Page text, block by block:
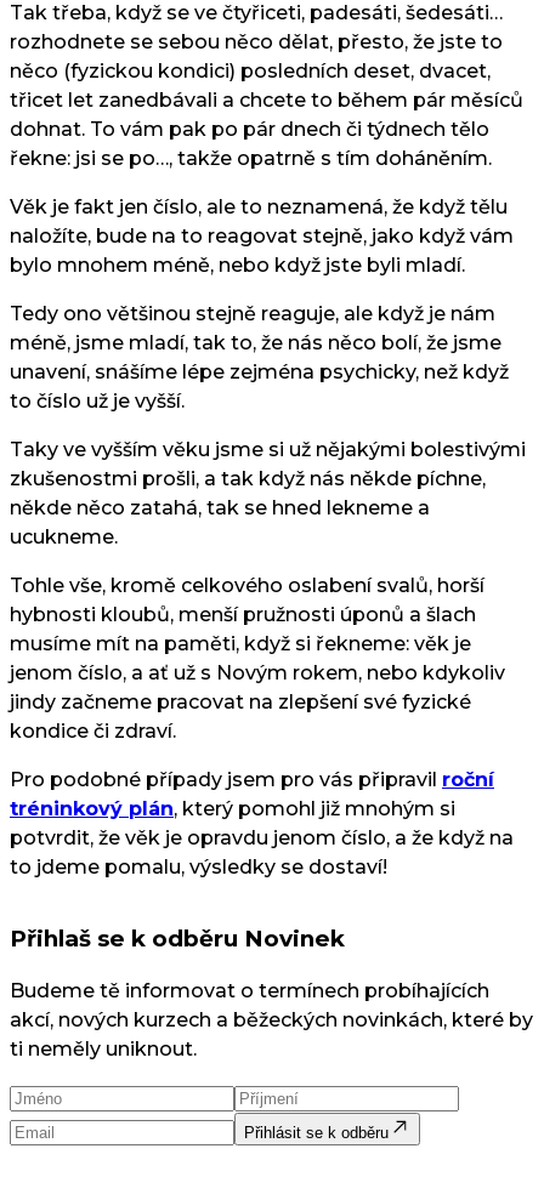
Tak třeba, když se ve čtyřiceti, padesáti, šedesáti…
rozhodnete se sebou něco dělat, přesto, že jste to
něco (fyzickou kondici) posledních deset, dvacet,
třicet let zanedbávali a chcete to během pár měsíců
dohnat. To vám pak po pár dnech či týdnech tělo
řekne: jsi se po…, takže opatrně s tím doháněním.
Věk je fakt jen číslo, ale to neznamená, že když tělu
naložíte, bude na to reagovat stejně, jako když vám
bylo mnohem méně, nebo když jste byli mladí.
Tedy ono většinou stejně reaguje, ale když je nám
méně, jsme mladí, tak to, že nás něco bolí, že jsme
unavení, snášíme lépe zejména psychicky, než když
to číslo už je vyšší.
Taky ve vyšším věku jsme si už nějakými bolestivými
zkušenostmi prošli, a tak když nás někde píchne,
někde něco zatahá, tak se hned lekneme a
ucukneme.
Tohle vše, kromě celkového oslabení svalů, horší
hybnosti kloubů, menší pružnosti úponů a šlach
musíme mít na paměti, když si řekneme: věk je
jenom číslo, a ať už s Novým rokem, nebo kdykoliv
jindy začneme pracovat na zlepšení své fyzické
kondice či zdraví.
Pro podobné případy jsem pro vás připravil roční
tréninkový plán, který pomohl již mnohým si
potvrdit, že věk je opravdu jenom číslo, a že když na
to jdeme pomalu, výsledky se dostaví!
Přihlaš se k odběru Novinek
Budeme tě informovat o termínech probíhajících
akcí, nových kurzech a běžeckých novinkách, které by
ti neměly uniknout.
Přihlásit se k odběru